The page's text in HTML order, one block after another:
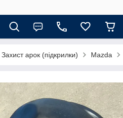
Захист арок (підкрилки) Mazda